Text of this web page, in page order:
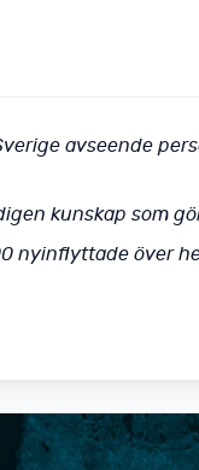
avseende
kunskap som
nyinflyttade över